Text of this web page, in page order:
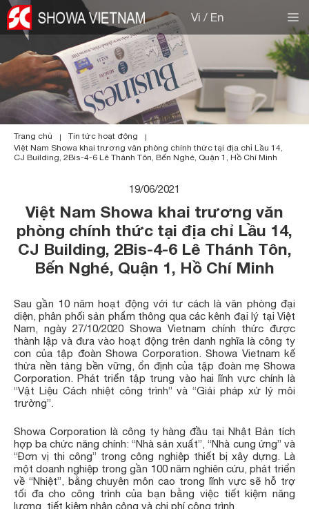
Skip
to
content
En
Vi /
Trang chủ | Tin tức hoạt động |
Việt Nam Showa khai trương văn phòng chính thức tại địa chỉ Lầu 14,
CJ Building, 2Bis-4-6 Lê Thánh Tôn, Bến Nghé, Quận 1, Hồ Chí Minh
19/06/2021
Việt Nam Showa khai trương văn
phòng chính thức tại địa chỉ Lầu 14,
CJ Building, 2Bis-4-6 Lê Thánh Tôn,
Bến Nghé, Quận 1, Hồ Chí Minh
Sau gần 10 năm hoạt động với tư cách là văn phòng đại
diện, phân phối sản phẩm thông qua các kênh đại lý tại Việt
Nam, ngày 27/10/2020 Showa Vietnam chính thức được
thành lập và đưa vào hoạt động trên danh nghĩa là công ty
con của tập đoàn Showa Corporation. Showa Vietnam kế
thừa nền tảng bền vững, ổn định của tập đoàn mẹ Showa
Corporation. Phát triển tập trung vào hai lĩnh vực chính là
“Vật Liệu Cách nhiệt công trình” và “Giải pháp xử lý môi
trường”.
Showa Corporation là công ty hàng đầu tại Nhật Bản tích
hợp ba chức năng chính: “Nhà sản xuất”, “Nhà cung ứng” và
“Đơn vị thi công” trong công nghiệp thiết bị xây dựng. Là
một doanh nghiệp trong gần 100 năm nghiên cứu, phát triển
về “Nhiệt”, bằng chuyên môn cao trong lĩnh vực sẽ hỗ trợ
tối đa cho công trình của bạn bằng việc tiết kiệm năng
lượng, tiết kiệm nhân công và chi phí công trình.